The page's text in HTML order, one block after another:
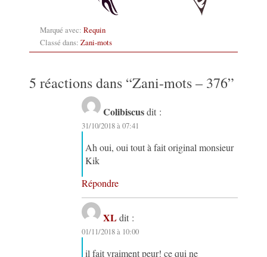
Marqué avec: Requin
Classé dans: Zani-mots
5 réactions dans “Zani-mots – 376”
Colibiscus dit :
31/10/2018 à 07:41
Ah oui, oui tout à fait original monsieur
Kik
Répondre
XL dit :
01/11/2018 à 10:00
il fait vraiment peur! ce qui ne